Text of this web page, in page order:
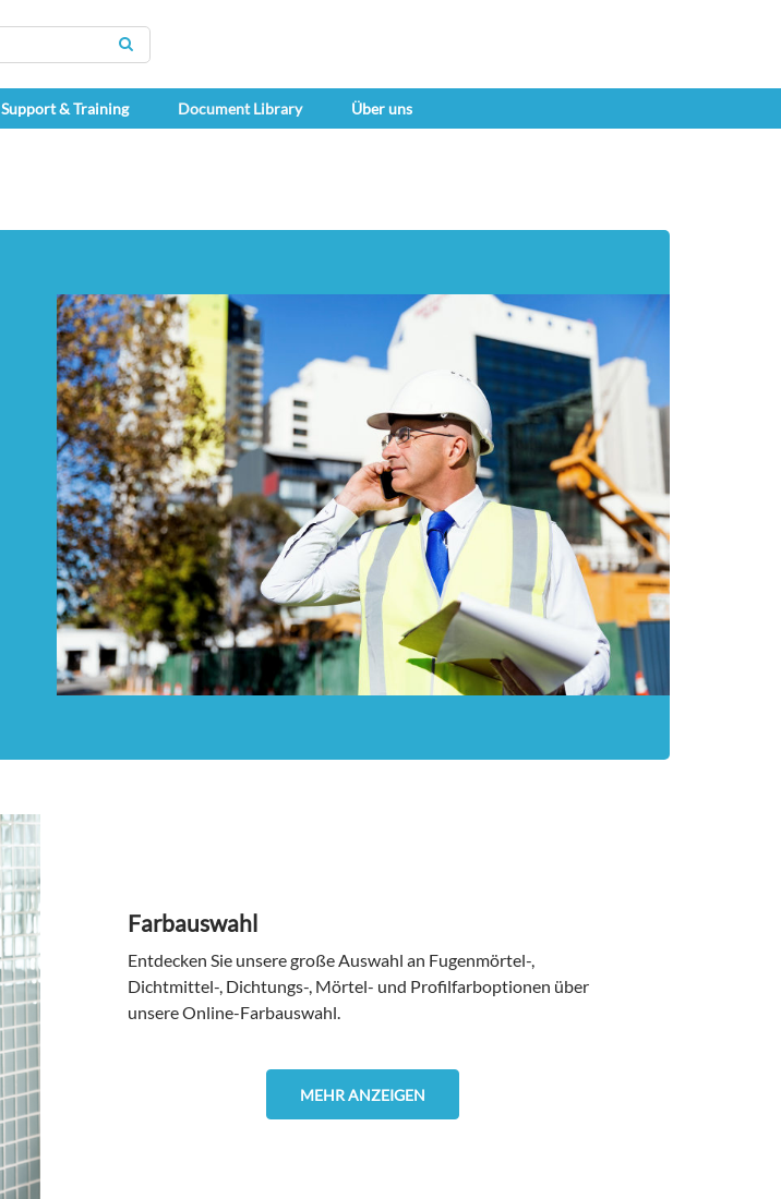
SEARCH
Support & Training Document Library Über uns
Farbauswahl
Entdecken Sie unsere große Auswahl an Fugenmörtel-,
Dichtmittel-, Dichtungs-, Mörtel- und Profilfarboptionen über
unsere Online-Farbauswahl.
MEHR ANZEIGEN